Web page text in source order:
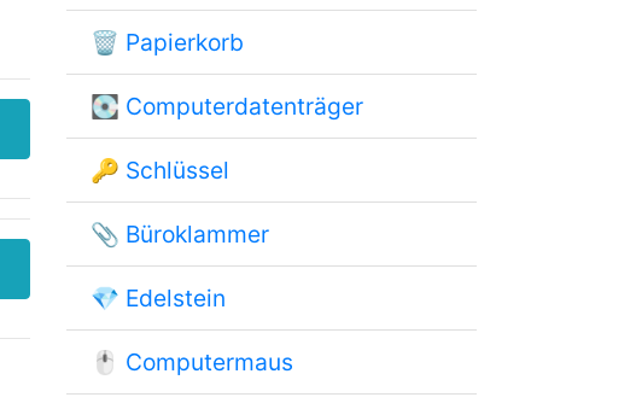
🗑 Papierkorb
💽 Computerdatenträger
🔑 Schlüssel
📎 Büroklammer
💎 Edelstein
🖱 Computermaus